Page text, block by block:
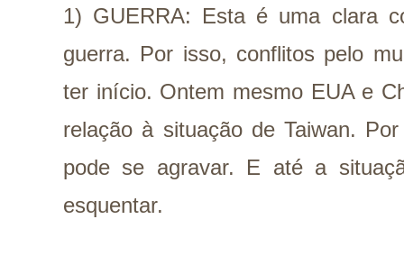
1) GUERRA: Esta é uma clara
guerra. Por isso, conflitos pelo
ter início. Ontem mesmo EUA e
relação à situação de Taiwan.
pode se agravar. E até a
esquentar.